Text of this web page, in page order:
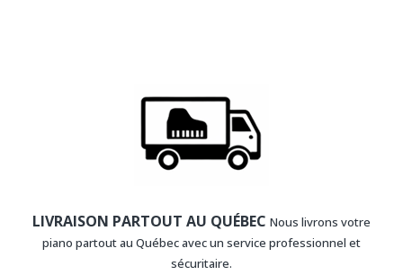
LIVRAISON PARTOUT AU QUÉBEC Nous livrons votre
piano partout au Québec avec un service professionnel et
sécuritaire.